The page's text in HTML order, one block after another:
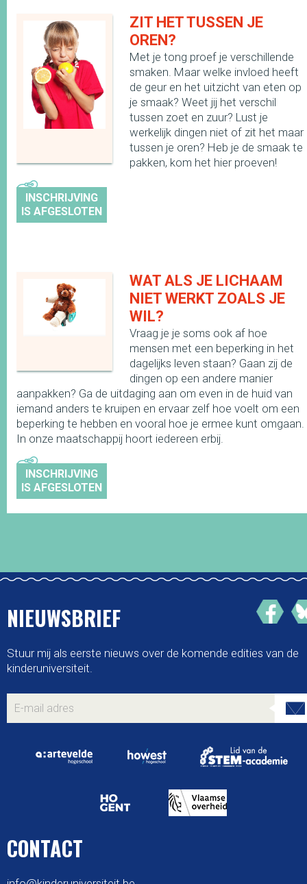
ZIT HET TUSSEN JE
OREN?
Met je tong proef je verschillende
smaken. Maar welke invloed heeft
de geur en het uitzicht van eten op
je smaak? Weet jij het verschil
tussen zoet en zuur? Lust je
werkelijk dingen niet of zit het maar
tussen je oren? Heb je de smaak te
pakken, kom het hier proeven!
INSCHRIJVING
IS AFGESLOTEN
WAT ALS JE LICHAAM
NIET WERKT ZOALS JE
WIL?
Vraag je je soms ook af hoe
mensen met een beperking in het
dagelijks leven staan? Gaan zij de
dingen op een andere manier
aanpakken? Ga de uitdaging aan om even in de huid van
iemand anders te kruipen en ervaar zelf hoe voelt om een
beperking te hebben en vooral hoe je ermee kunt omgaan.
In onze maatschappij hoort iedereen erbij.
INSCHRIJVING
IS AFGESLOTEN
NIEUWSBRIEF
Stuur mij als eerste nieuws over de komende edities van de
kinderuniversiteit.
CONTACT